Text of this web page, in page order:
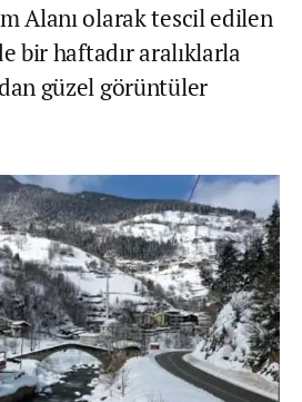
Alanı olarak tescil edilen
bir haftadır aralıklarla
güzel görüntüler